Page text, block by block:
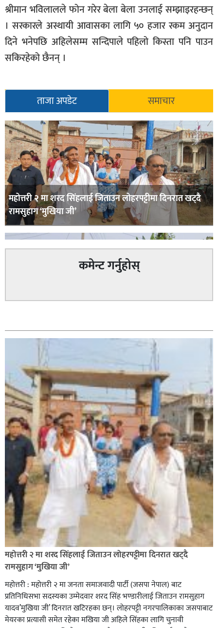
श्रीमान भविलालले फोन गरेर बेला बेला उनलाई सम्झाइरहन्छन्
। सरकारले अस्थायी आवासका लागि ५० हजार रकम अनुदान
दिने भनेपछि अहिलेसम्म सन्दिपाले पहिलो किस्ता पनि पाउन
सकिरहेको छैनन् ।
ताजा अपडेट समाचार
महोत्तरी २ मा शरद सिंहलाई जिताउन लोहरपट्टीमा दिनरात खट्दै
रामसुहाग ‘मुखिया जी’
सिराहा-२ मा संजय यादव भिड्ने !
रक्तदान सेवामा जिल्लामै दोस्रो स्थान ल्याएकोमा जनमत नेताद्वय
रेडक्रस सिराहा द्वारा सम्मानित
कमेन्ट गर्नुहोस्
महोत्तरी २ मा शरद सिंहलाई जिताउन लोहरपट्टीमा दिनरात खट्दै
रामसुहाग ‘मुखिया जी’
महोत्तरी : महोत्तरी २ मा जनता समाजवादी पार्टी (जसपा नेपाल) बाट
प्रतिनिधिसभा सदस्यका उम्मेदवार शरद सिंह भण्डारीलाई जिताउन रामसुहाग
यादव’मुखिया जी’ दिनरात खटिरहका छन्। लोहरपट्टी नगरपालिकाका जसपाबाट
मेयरका प्रत्यासी समेत रहेका मखिया जी अहिले सिंहका लागि चुनावी